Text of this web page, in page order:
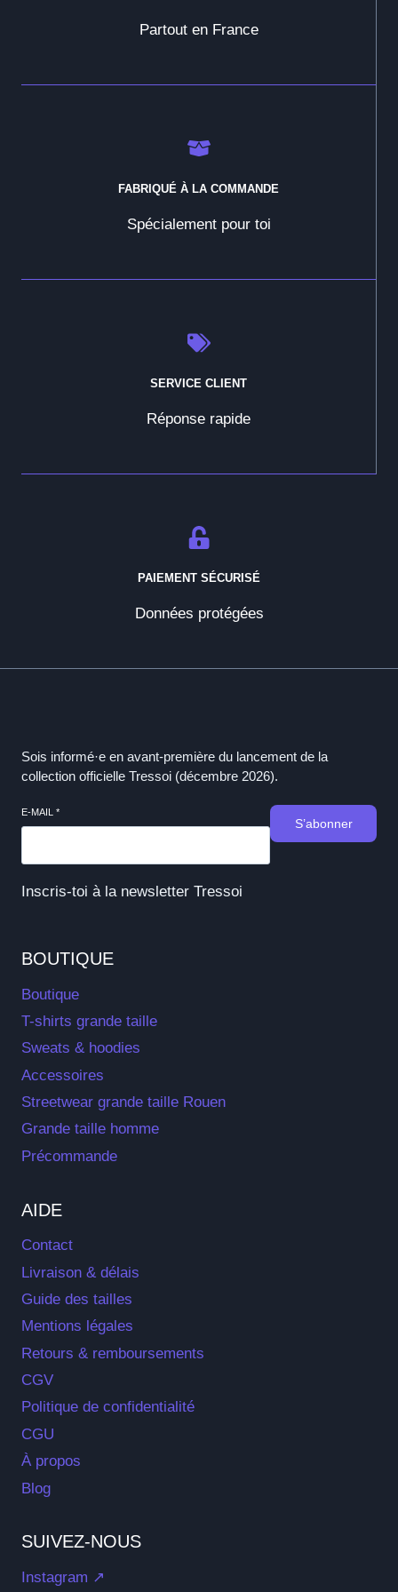
Partout en France
FABRIQUÉ À LA COMMANDE
Spécialement pour toi
SERVICE CLIENT
Réponse rapide
PAIEMENT SÉCURISÉ
Données protégées
Sois informé·e en avant-première du lancement de la
collection officielle Tressoi (décembre 2026).
E-MAIL *
S’abonner
Inscris-toi à la newsletter Tressoi
BOUTIQUE
Boutique
T-shirts grande taille
Sweats & hoodies
Accessoires
Streetwear grande taille Rouen
Grande taille homme
Précommande
AIDE
Contact
Livraison & délais
Guide des tailles
Mentions légales
Retours & remboursements
CGV
Politique de confidentialité
CGU
À propos
Blog
SUIVEZ-NOUS
Instagram ↗